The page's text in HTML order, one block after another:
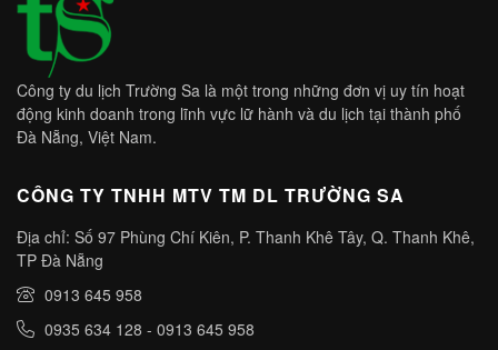
Công ty du lịch Trường Sa là một trong những đơn vị uy tín hoạt
động kinh doanh trong lĩnh vực lữ hành và du lịch tại thành phố
Đà Nẵng, Việt Nam.
CÔNG TY TNHH MTV TM DL TRƯỜNG SA
Địa chỉ: Số 97 Phùng Chí Kiên, P. Thanh Khê Tây, Q. Thanh Khê,
TP Đà Nẵng
0913 645 958
0935 634 128 - 0913 645 958